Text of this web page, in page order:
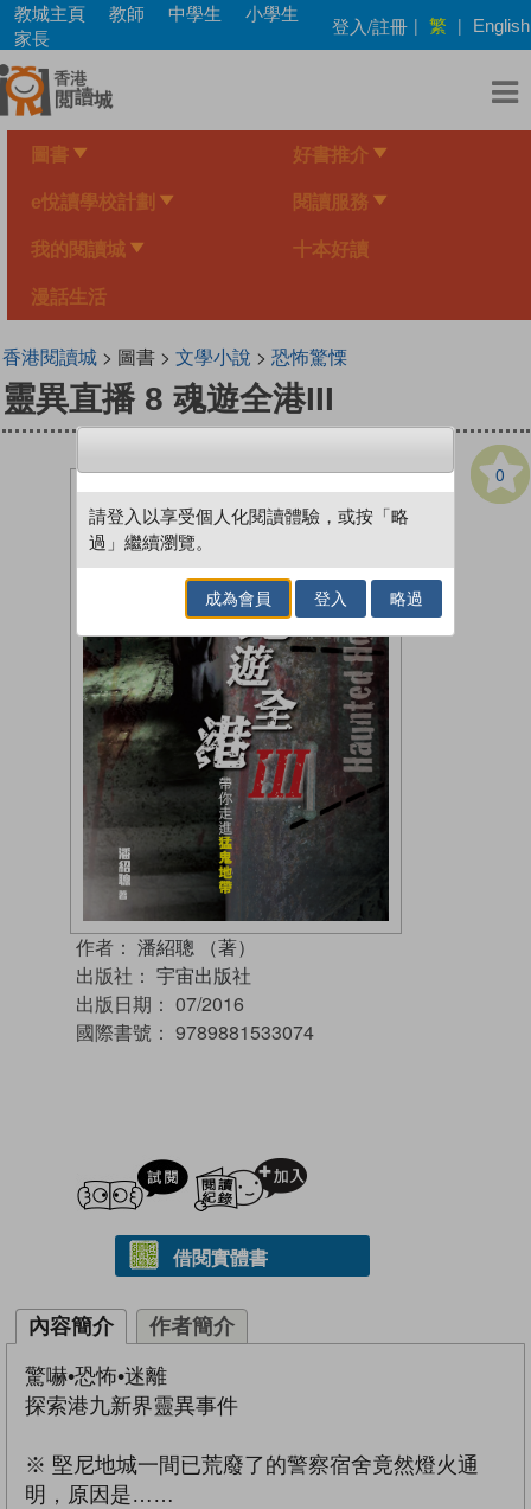
Skip
main
content
教城主頁 教師 中學生
小學生
家長
登入/註冊 | 繁 | English
圖書 好書推介
e悅讀學校計劃 閱讀服務
我的閱讀城 十本好讀
漫話生活
香港閱讀城> 圖書 > 文學小說 > 恐怖驚慄
靈異直播 8 魂遊全港III
0
作者： 潘紹聰 （著）
出版社： 宇宙出版社
出版日期： 07/2016
國際書號： 9789881533074
試閲
借閱實體書
內容簡介 作者簡介
驚嚇•恐怖•迷離
探索港九新界靈異事件
※ 堅尼地城一間已荒廢了的警察宿舍竟然燈火通
明，原因是……
請登入以享受個人化閱讀體驗，或按「略
過」繼續瀏覽。
成為會員 登入 略過